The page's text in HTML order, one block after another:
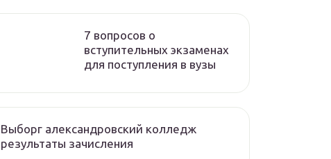
7 вопросов о
вступительных экзаменах
для поступления в вузы
Выборг александровский колледж
результаты зачисления